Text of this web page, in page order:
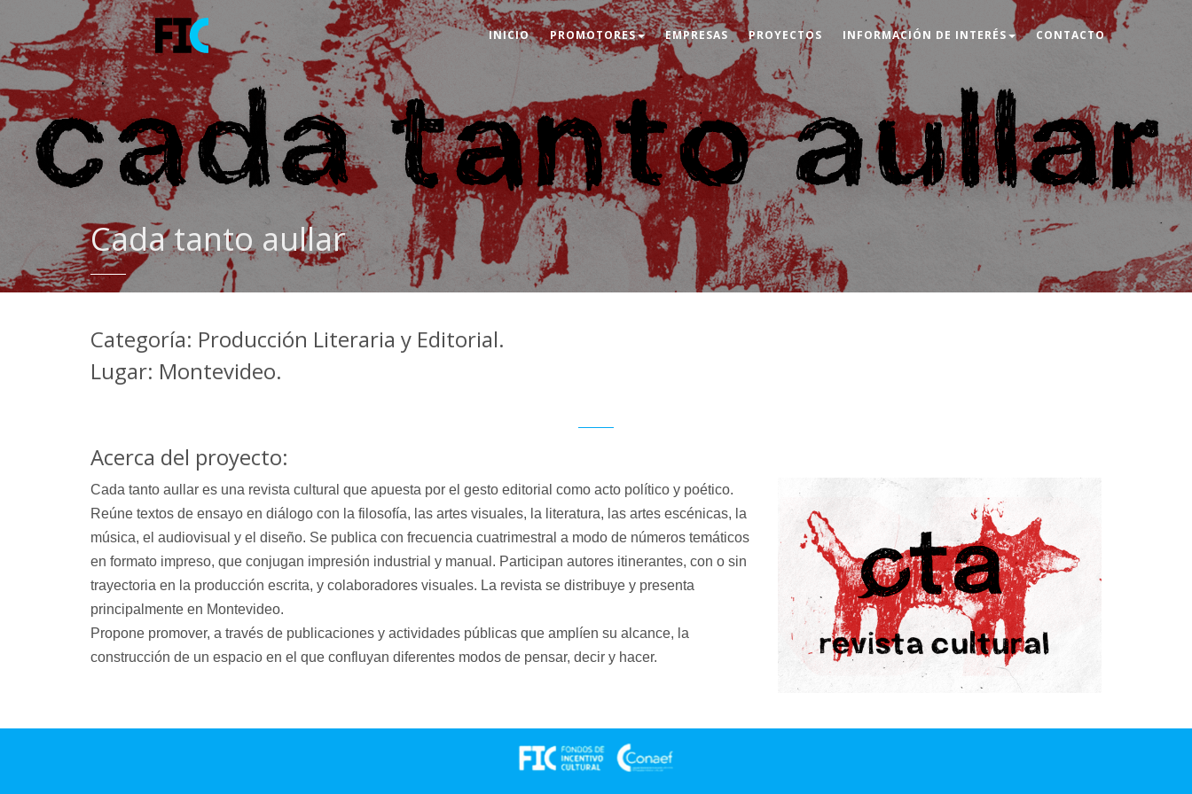
INICIO PROMOTORES EMPRESAS PROYECTOS INFORMACIÓN DE INTERÉS CONTACTO
Cada tanto aullar
Categoría: Producción Literaria y Editorial.
Lugar: Montevideo.
Acerca del proyecto:
Cada tanto aullar es una revista cultural que apuesta por el gesto editorial como acto político y poético.
Reúne textos de ensayo en diálogo con la filosofía, las artes visuales, la literatura, las artes escénicas, la
música, el audiovisual y el diseño. Se publica con frecuencia cuatrimestral a modo de números temáticos
en formato impreso, que conjugan impresión industrial y manual. Participan autores itinerantes, con o sin
trayectoria en la producción escrita, y colaboradores visuales. La revista se distribuye y presenta
principalmente en Montevideo.
Propone promover, a través de publicaciones y actividades públicas que amplíen su alcance, la
construcción de un espacio en el que confluyan diferentes modos de pensar, decir y hacer.